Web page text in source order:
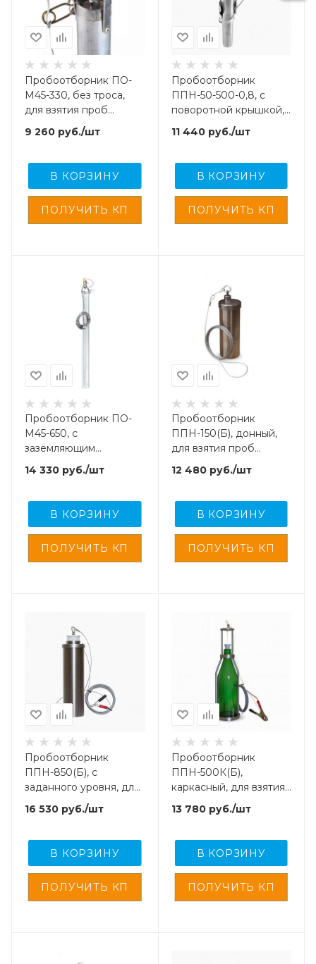
Пробоотборник ПО-
М45-330, без троса,
для взятия проб
нефтепродуктов
9 260 руб./шт
В КОРЗИНУ
Пробоотборник
ППН-50-500-0,8, с
поворотной крышкой,
для взятия проб
нефтепродуктов
11 440руб./шт
В КОРЗИНУ
Пробоотборник ПО-
М45-650, с
заземляющим
проводом 7 м, для
взятия проб
14 330 руб./шт
В КОРЗИНУ
Пробоотборник
ППН-150(Б), донный,
для взятия проб
нефтепродуктов и
спец. жидкостей
12 480руб./шт
В КОРЗИНУ
Пробоотборник
ППН-850(Б), с
заданного уровня, для
взятия проб легких
нефти, масел и светлых
16 530 руб./шт
В КОРЗИНУ
Пробоотборник
ППН-500К(Б),
каркасный, для взятия
проб легких нефти,
масел и светлых
13 780руб./шт
В КОРЗИНУ